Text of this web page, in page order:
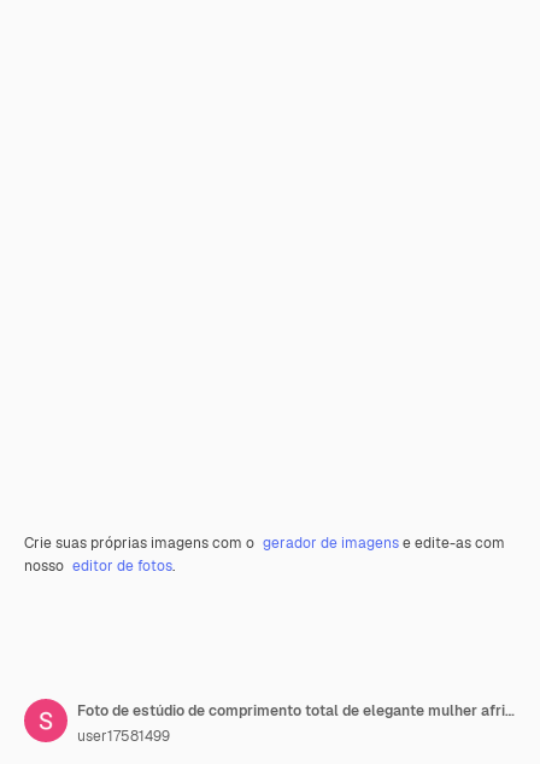
Crie suas próprias imagens com o gerador de imagense edite-as com
nosso editor de fotos.
Foto de estúdio de comprimento total de elegante mulher africana encantadora, vestindo um terno vermelho brilhante com bandolete étnico tradicional.
user17581499